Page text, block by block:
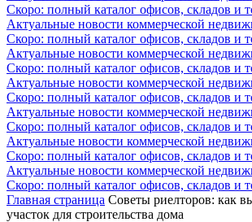
Скоро: полный каталог офисов, складов и
Актуальные новости коммерческой
Скоро: полный каталог офисов, складов и
Актуальные новости коммерческой
Скоро: полный каталог офисов, складов и
Актуальные новости коммерческой
Скоро: полный каталог офисов, складов и
Актуальные новости коммерческой
Скоро: полный каталог офисов, складов и
Актуальные новости коммерческой
Скоро: полный каталог офисов, складов и
Актуальные новости коммерческой
Скоро: полный каталог офисов, складов и
Главная страница Советы риелторов: как
участок для строительства дома